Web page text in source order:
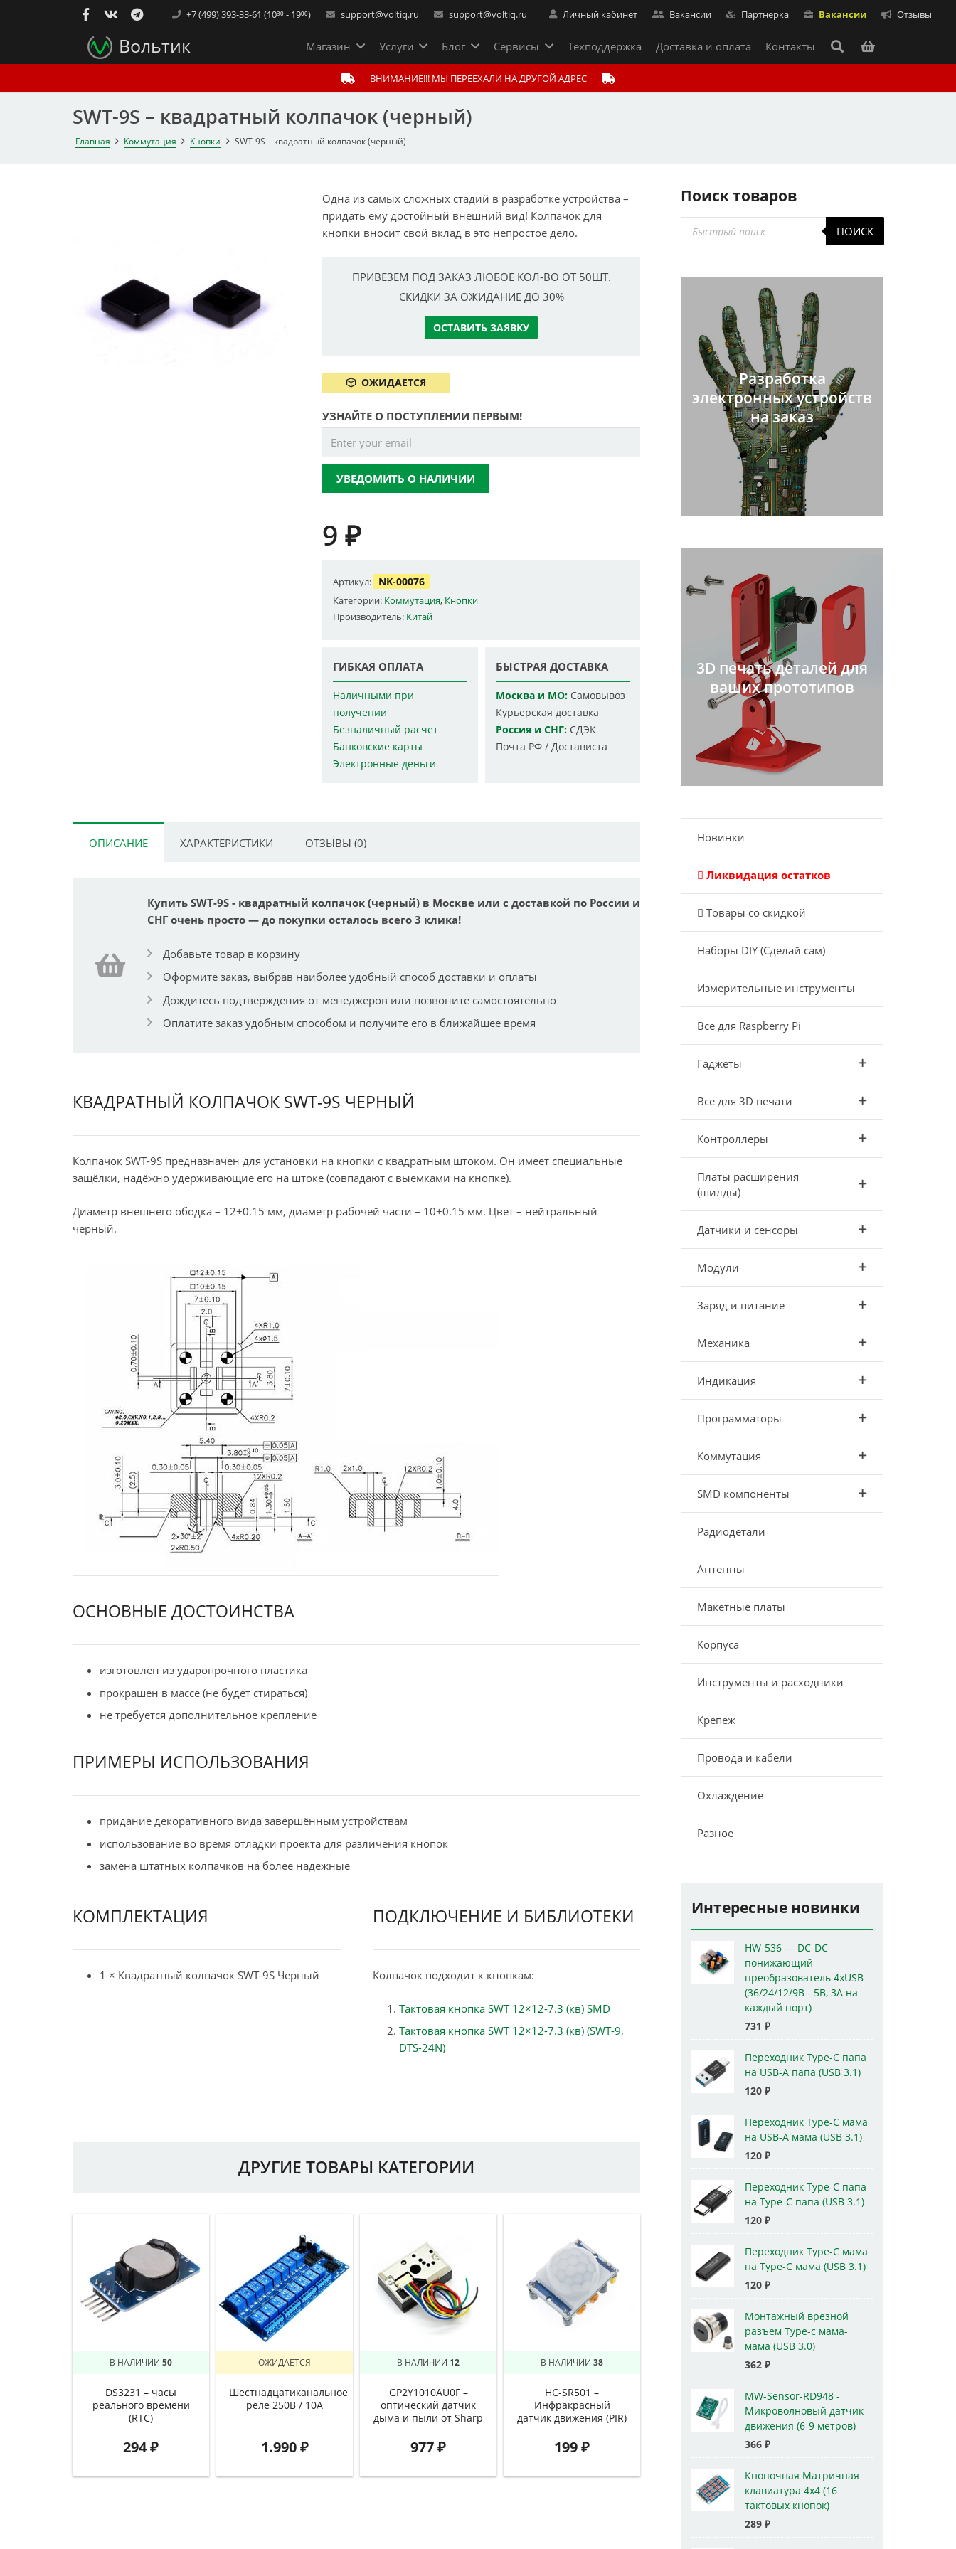
+7 (499) 393-33-61 (10³⁰ - 19⁰⁰) support@voltiq.ru support@voltiq.ru Личный кабинет Вакансии Партнерка Вакансии Отзывы
Вольтик Магазин Услуги Блог Сервисы Техподдержка Доставка и оплата Контакты
ВНИМАНИЕ!!! МЫ ПЕРЕЕХАЛИ НА ДРУГОЙ АДРЕС
SWT-9S – квадратный колпачок (черный)
Главная Коммутация Кнопки SWT-9S – квадратный колпачок (черный)
Одна из самых сложных стадий в разработке устройства –
придать ему достойный внешний вид! Колпачок для
кнопки вносит свой вклад в это непростое дело.
ПРИВЕЗЕМ ПОД ЗАКАЗ ЛЮБОЕ КОЛ-ВО ОТ 50ШТ.
СКИДКИ ЗА ОЖИДАНИЕ ДО 30%
ОСТАВИТЬ ЗАЯВКУ
ОЖИДАЕТСЯ
УЗНАЙТЕ О ПОСТУПЛЕНИИ ПЕРВЫМ!
УВЕДОМИТЬ О НАЛИЧИИ
9₽
Артикул: NK-00076
Категории: Коммутация, Кнопки
Производитель: Китай
ГИБКАЯ ОПЛАТА
Наличными при
получении
Безналичный расчет
Банковские карты
Электронные деньги
БЫСТРАЯ ДОСТАВКА
Москва и МО:Самовывоз
Курьерская доставка
Россия и СНГ:СДЭК
Почта РФ / Достависта
ОПИСАНИЕ ХАРАКТЕРИСТИКИ ОТЗЫВЫ (0)
Купить SWT-9S - квадратный колпачок (черный) в Москве или с доставкой по России и
СНГ очень просто — до покупки осталось всего 3 клика!
Добавьте товар в корзину
Оформите заказ, выбрав наиболее удобный способ доставки и оплаты
Дождитесь подтверждения от менеджеров или позвоните самостоятельно
Оплатите заказ удобным способом и получите его в ближайшее время
КВАДРАТНЫЙ КОЛПАЧОК SWT-9S ЧЕРНЫЙ
Колпачок SWT-9S предназначен для установки на кнопки с квадратным штоком. Он имеет специальные
защёлки, надёжно удерживающие его на штоке (совпадают с выемками на кнопке).
Диаметр внешнего ободка – 12±0.15 мм, диаметр рабочей части – 10±0.15 мм. Цвет – нейтральный
черный.
ОСНОВНЫЕ ДОСТОИНСТВА
изготовлен из ударопрочного пластика
прокрашен в массе (не будет стираться)
не требуется дополнительное крепление
ПРИМЕРЫ ИСПОЛЬЗОВАНИЯ
придание декоративного вида завершённым устройствам
использование во время отладки проекта для различения кнопок
замена штатных колпачков на более надёжные
КОМПЛЕКТАЦИЯ
1 × Квадратный колпачок SWT-9S Черный
ПОДКЛЮЧЕНИЕ И БИБЛИОТЕКИ
Колпачок подходит к кнопкам:
Тактовая кнопка SWT 12×12-7.3 (кв) SMD
Тактовая кнопка SWT 12×12-7.3 (кв) (SWT-9,
DTS-24N)
ДРУГИЕ ТОВАРЫ КАТЕГОРИИ
В НАЛИЧИИ 50
DS3231 – часы
реального времени
(RTC)
294₽
ОЖИДАЕТСЯ
Шестнадцатиканальное
реле 250В / 10А
1.990₽
В НАЛИЧИИ 12
GP2Y1010AU0F –
оптический датчик
дыма и пыли от Sharp
977₽
В НАЛИЧИИ 38
HC-SR501 –
Инфракрасный
датчик движения (PIR)
199₽
Поиск товаров
Поиск
товаров
ПОИСК
Разработка
электронных устройств
на заказ
3D печать деталей для
ваших прототипов
Новинки
Ликвидация остатков
Товары со скидкой
Наборы DIY (Сделай сам)
Измерительные инструменты
Все для Raspberry Pi
Гаджеты
Все для 3D печати
Контроллеры
Платы расширения
(шилды)
Датчики и сенсоры
Модули
Заряд и питание
Механика
Индикация
Программаторы
Коммутация
SMD компоненты
Радиодетали
Антенны
Макетные платы
Корпуса
Инструменты и расходники
Крепеж
Провода и кабели
Охлаждение
Разное
Интересные новинки
HW-536 — DC-DC
понижающий
преобразователь 4xUSB
(36/24/12/9В - 5В, 3А на
каждый порт)
731 ₽
Переходник Type-C папа
на USB-A папа (USB 3.1)
120 ₽
Переходник Type-C мама
на USB-A мама (USB 3.1)
120 ₽
Переходник Type-C папа
на Type-C папа (USB 3.1)
120 ₽
Переходник Type-C мама
на Type-C мама (USB 3.1)
120 ₽
Монтажный врезной
разъем Type-c мама-
мама (USB 3.0)
362 ₽
MW-Sensor-RD948 -
Микроволновый датчик
движения (6-9 метров)
366 ₽
Кнопочная Матричная
клавиатура 4x4 (16
тактовых кнопок)
289 ₽